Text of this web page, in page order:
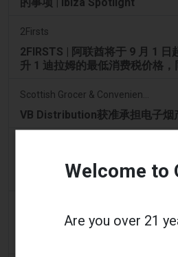
2Firsts
2FIRSTS | 阿联酋将于 9 月 1
升 1 迪拉姆的最低消费税价格
VB Distribution获准承担电子烟
2FIRSTS | 尼古丁袋在美国便利
销量下降 14%
电子烟税在九个月内筹集了
Welcome to
Are you over 21